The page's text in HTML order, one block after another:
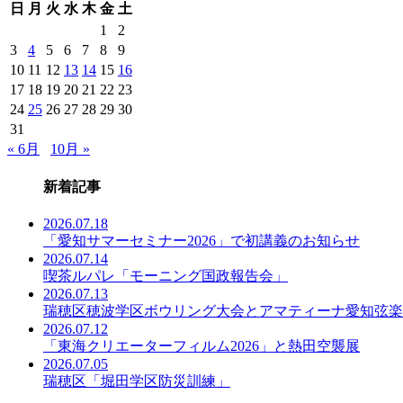
事
覧
日
月 火 水 木 金 土
1
2
3
4 5 6 7 8
9
10 11 12 13 14 15 16
17 18 19 20 21 22 23
24 25 26 27 28 29 30
31
« 6月
10月 »
新着記事
2026.07.18
「愛知サマーセミナー2026」で初講義のお知らせ
2026.07.14
喫茶ルパレ「モーニング国政報告会」
2026.07.13
瑞穂区穂波学区ボウリング大会とアマティーナ愛知弦
2026.07.12
「東海クリエーターフィルム2026」と熱田空襲展
2026.07.05
瑞穂区「堀田学区防災訓練」